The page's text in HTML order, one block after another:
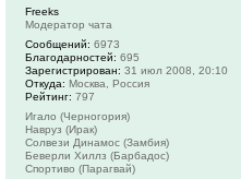
Freeks
Модератор чата
Сообщений: 6973
Благодарностей: 695
Зарегистрирован: 31 июл 2008, 20:10
Откуда: Москва, Россия
Рейтинг: 797
Игало (Черногория)
Навруз (Ирак)
Солвези Динамос (Замбия)
Беверли Хиллз (Барбадос)
Спортиво (Парагвай)